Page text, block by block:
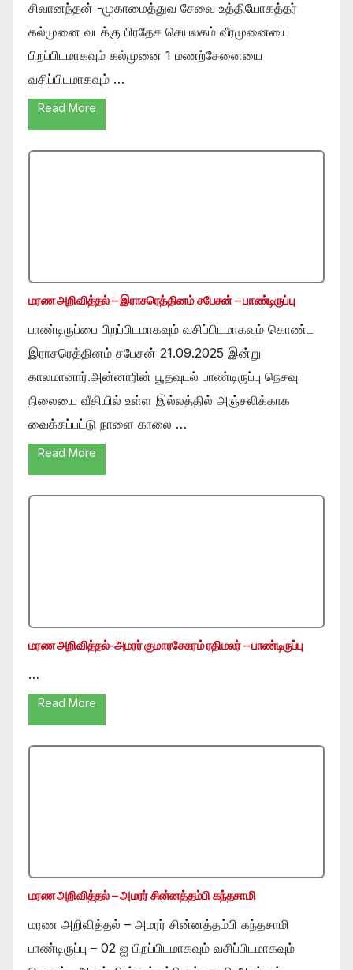
சிவானந்தன் -முகாமைத்துவ சேவை உத்தியோகத்தர்
கல்முனை வடக்கு பிரதேச செயலகம் வீரமுனையை
பிறப்பிடமாகவும் கல்முனை 1 மணற்சேனையை
வசிப்பிடமாகவும் …
Read More
மரண அறிவித்தல் – இராசரெத்தினம் சபேசன் – பாண்டிருப்பு
பாண்டிருப்பை பிறப்பிடமாகவும் வசிப்பிடமாகவும் கொண்ட
இராசரெத்தினம் சபேசன் 21.09.2025 இன்று
காலமானார்.அன்னாரின் பூதவுடல் பாண்டிருப்பு நெசவு
நிலையை வீதியில் உள்ள இல்லத்தில் அஞ்சலிக்காக
வைக்கப்பட்டு நாளை காலை …
Read More
மரண அறிவித்தல்-அமரர் குமாரசேகரம் ரதிமலர் – பாண்டிருப்பு
…
Read More
மரண அறிவித்தல் – அமரர் சின்னத்தம்பி கந்தசாமி
மரண அறிவித்தல் – அமரர் சின்னத்தம்பி கந்தசாமி
பாண்டிருப்பு – 02 ஐ பிறப்பிடமாகவும் வசிப்பிடமாகவும்